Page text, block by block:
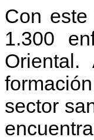
Con
1.300
sector